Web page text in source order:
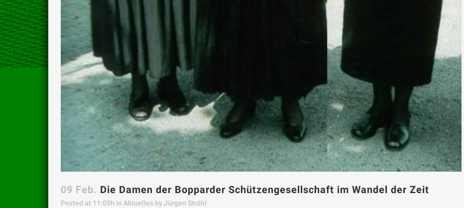
09 Feb. Die Damen der Bopparder Schützengesellschaft im Wandel der Zeit
Posted at 11:05h in Aktuelles by Jürgen Ströhl